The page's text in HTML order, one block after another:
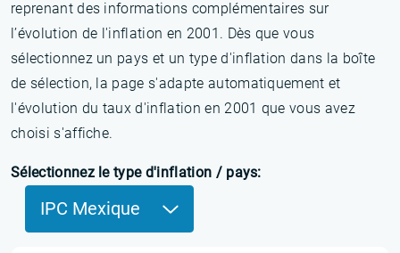
reprenant des informations complémentaires sur
l’évolution de l'inflation en 2001. Dès que vous
sélectionnez un pays et un type d'inflation dans la boîte
de sélection, la page s'adapte automatiquement et
l'évolution du taux d'inflation en 2001 que vous avez
choisi s'affiche.
Sélectionnez le type d'inflation / pays:
IPC Mexique